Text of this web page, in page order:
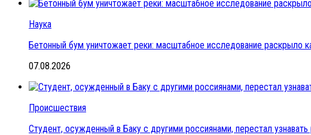
Наука
Бетонный бум уничтожает реки: масштабное исследование раскрыло
07.08.2026
Происшествия
Студент, осужденный в Баку с другими россиянами, перестал